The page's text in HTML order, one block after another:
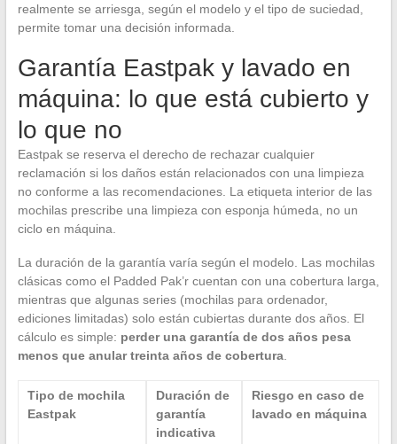
realmente se arriesga, según el modelo y el tipo de suciedad,
permite tomar una decisión informada.
Garantía Eastpak y lavado en
máquina: lo que está cubierto y
lo que no
Eastpak se reserva el derecho de rechazar cualquier
reclamación si los daños están relacionados con una limpieza
no conforme a las recomendaciones. La etiqueta interior de las
mochilas prescribe una limpieza con esponja húmeda, no un
ciclo en máquina.
La duración de la garantía varía según el modelo. Las mochilas
clásicas como el Padded Pak’r cuentan con una cobertura larga,
mientras que algunas series (mochilas para ordenador,
ediciones limitadas) solo están cubiertas durante dos años. El
cálculo es simple: perder una garantía de dos años pesa
menos que anular treinta años de cobertura.
Tipo de mochila
Eastpak
Duración de
garantía
indicativa
Riesgo en caso de
lavado en máquina